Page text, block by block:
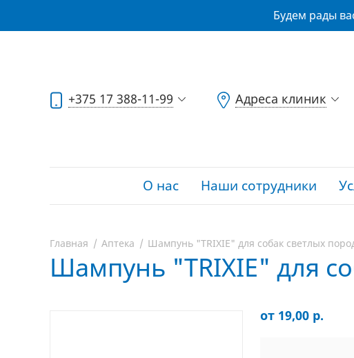
Будем рады
+375 17 388-11-99 Адреса клиник
О нас Наши сотрудники
Главная Аптека Шампунь "TRIXIE" для собак светлых
Шампунь "TRIXIE" для
от 19,00 р.